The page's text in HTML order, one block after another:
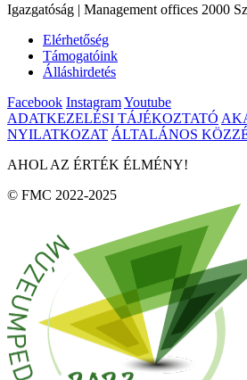
Igazgatóság | Management offices 2000
Elérhetőség
Támogatóink
Álláshirdetés
Facebook InstagramYoutube
ADATKEZELÉSI TÁJÉKOZTATÓ
NYILATKOZAT ÁLTALÁNOS
AHOL AZ ÉRTÉK ÉLMÉNY!
© FMC 2022-2025